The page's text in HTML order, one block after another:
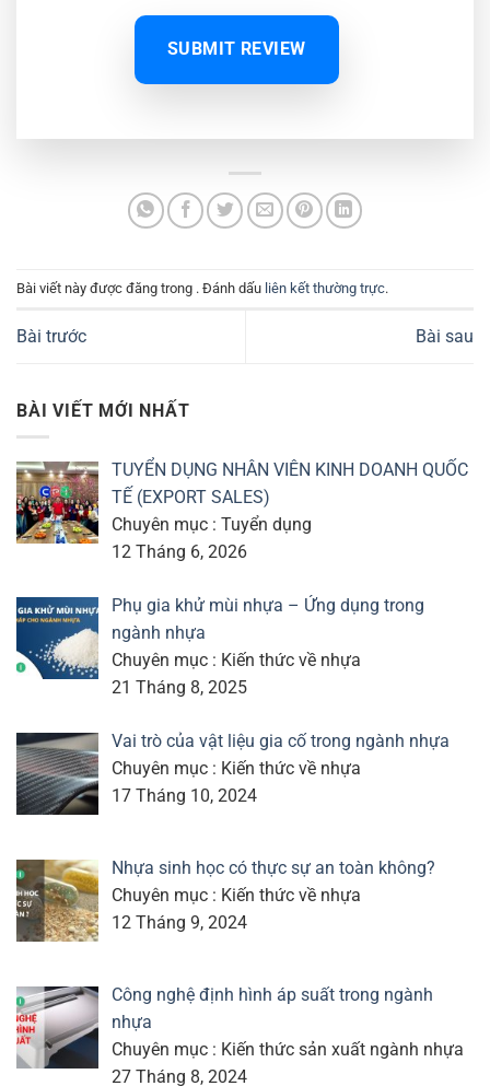
SUBMIT REVIEW
Bài viết này được đăng trong . Đánh dấu liên kết thường trực.
Bài trước Bài sau
BÀI VIẾT MỚI NHẤT
TUYỂN DỤNG NHÂN VIÊN KINH DOANH QUỐC
TẾ (EXPORT SALES)
Chuyên mục : Tuyển dụng
12 Tháng 6, 2026
Phụ gia khử mùi nhựa – Ứng dụng trong
ngành nhựa
Chuyên mục : Kiến thức về nhựa
21 Tháng 8, 2025
Vai trò của vật liệu gia cố trong ngành nhựa
Chuyên mục : Kiến thức về nhựa
17 Tháng 10, 2024
Nhựa sinh học có thực sự an toàn không?
Chuyên mục : Kiến thức về nhựa
12 Tháng 9, 2024
Công nghệ định hình áp suất trong ngành
nhựa
Chuyên mục : Kiến thức sản xuất ngành nhựa
27 Tháng 8, 2024